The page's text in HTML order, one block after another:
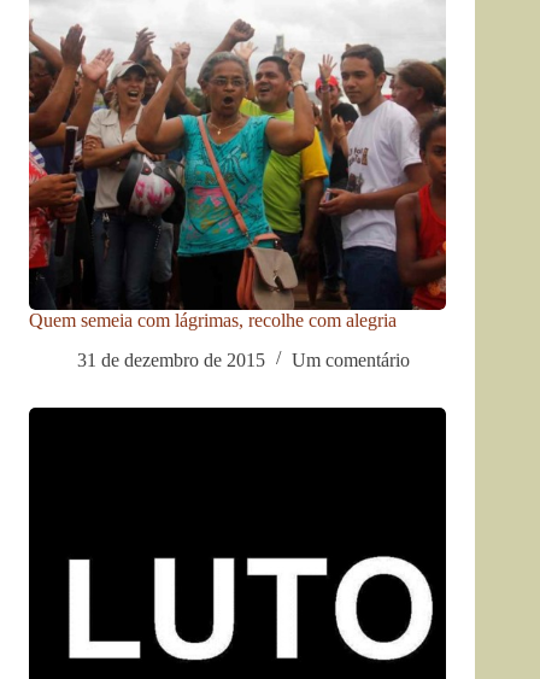
Quem semeia com lágrimas, recolhe com alegria
31 de dezembro de 2015
Um comentário